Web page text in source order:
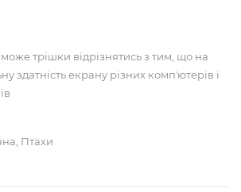
трішки відрізнятись з тим, що на
здатність екрану різних компʼютерів і
Птахи